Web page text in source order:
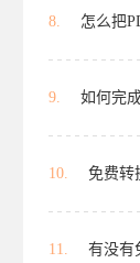
8. 怎么把
9. 如何完
10. 免费转
11. 有没有